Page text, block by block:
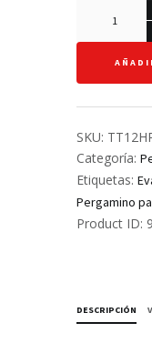
Hidráulico
-
Evans
-
HR
-
SKU:
Categoría:
Etiquetas:
Pergamino
Product ID:
DESCRIPCIÓN